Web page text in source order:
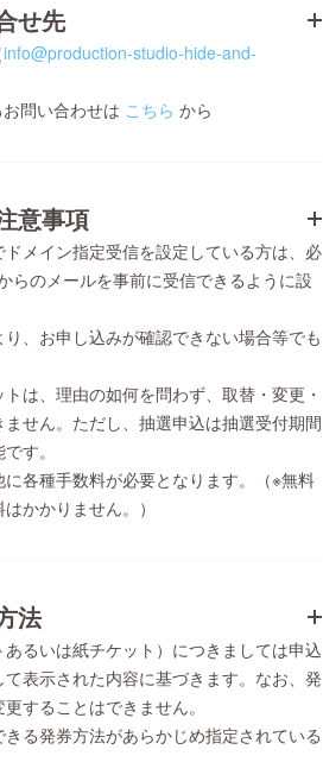
せ先
info@production-studio-hide-and-
問い合わせは こちら から
意事項
メイン指定受信を設定している方は、必
らのメールを事前に受信できるように設
、お申し込みが確認できない場合等でも
は、理由の如何を問わず、取替・変更・
せん。ただし、抽選申込は抽選受付期間
す。
各種手数料が必要となります。（※無料
かかりません。）
法
るいは紙チケット）につきましては申込
表示された内容に基づきます。なお、発
することはできません。
る発券方法があらかじめ指定されている